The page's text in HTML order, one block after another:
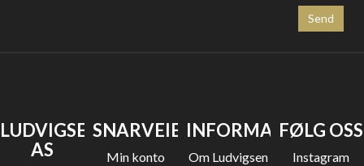
Send
LUDVIGSEN
AS
SNARVEIER
Min konto
INFORMASJON
Om Ludvigsen
FØLG OSS
Instagram